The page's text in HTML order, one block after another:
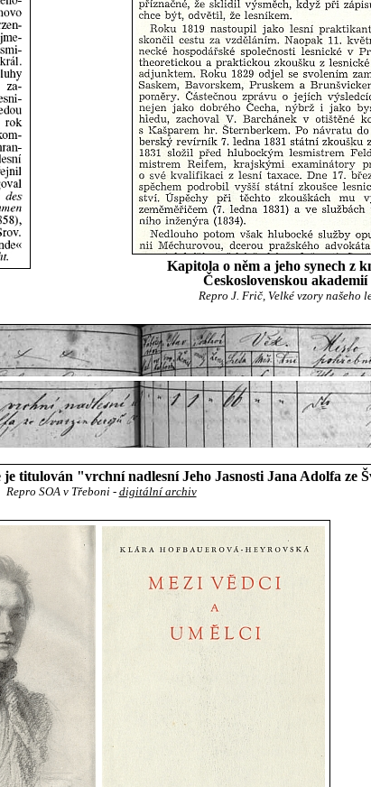
Kapitola o něm a jeho synech z
Československou akademií
Repro J. Frič, Velké vzory našeho
titulován "vrchní nadlesní Jeho Jasnosti Jana Adolfa ze
Repro SOA v Třeboni - digitální archiv